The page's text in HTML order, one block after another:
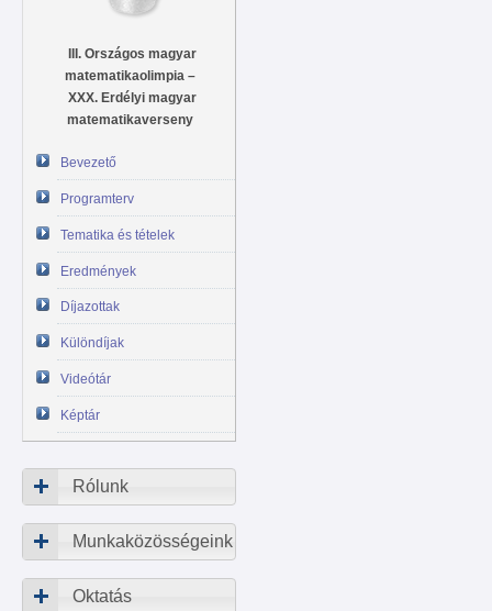
III. Országos magyar
matematikaolimpia –
XXX. Erdélyi magyar
matematikaverseny
Bevezető
Programterv
Tematika és tételek
Eredmények
Díjazottak
Különdíjak
Videótár
Képtár
Rólunk
Munkaközösségeink
Oktatás